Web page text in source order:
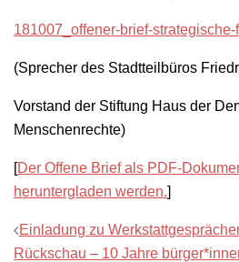
181007_offener-brief-
(Sprecher des Stadtteilbüros
Vorstand der Stiftung Haus der
Menschenrechte)
[Der Offene Brief als PDF-
heruntergladen werden.]
Beitragsnavigation
Einladung zu
Rückschau – 10 Jahre